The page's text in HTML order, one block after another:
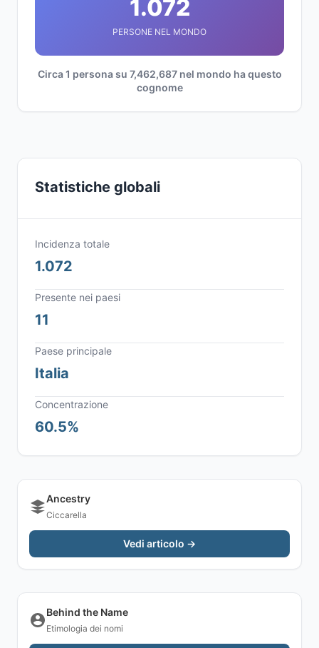
1.072
PERSONE NEL MONDO
Circa 1 persona su 7,462,687 nel mondo ha questo
cognome
Statistiche globali
Incidenza totale
1.072
Presente nei paesi
11
Paese principale
Italia
Concentrazione
60.5%
Ancestry
Ciccarella
Vedi articolo →
Behind the Name
Etimologia dei nomi